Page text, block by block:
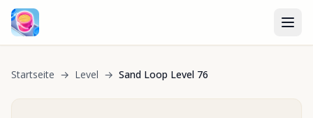
Startseite → Level → Sand Loop Level 76